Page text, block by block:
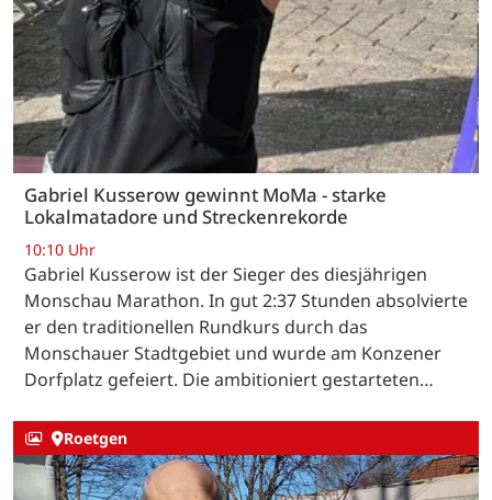
Gabriel Kusserow gewinnt MoMa - starke
Lokalmatadore und Streckenrekorde
10:10 Uhr
Gabriel Kusserow ist der Sieger des diesjährigen
Monschau Marathon. In gut 2:37 Stunden absolvierte
er den traditionellen Rundkurs durch das
Monschauer Stadtgebiet und wurde am Konzener
Dorfplatz gefeiert. Die ambitioniert gestarteten…
Roetgen